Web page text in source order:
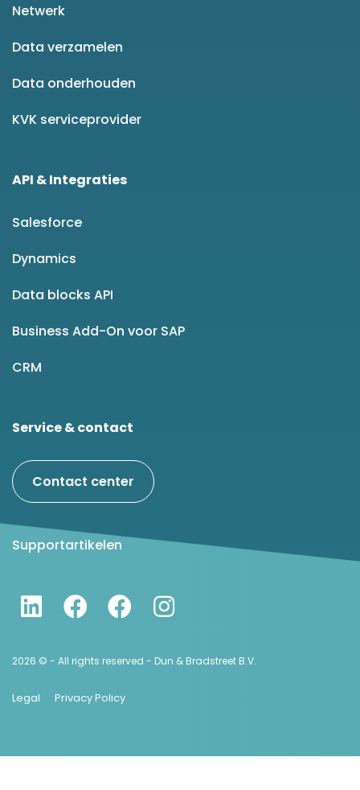
Netwerk
Data verzamelen
Data onderhouden
KVK serviceprovider
API & Integraties
Salesforce
Dynamics
Data blocks API
Business Add-On voor SAP
CRM
Service & contact
Contact center
Supportartikelen
2026 © - All rights reserved - Dun & Bradstreet B.V.
Legal Privacy Policy